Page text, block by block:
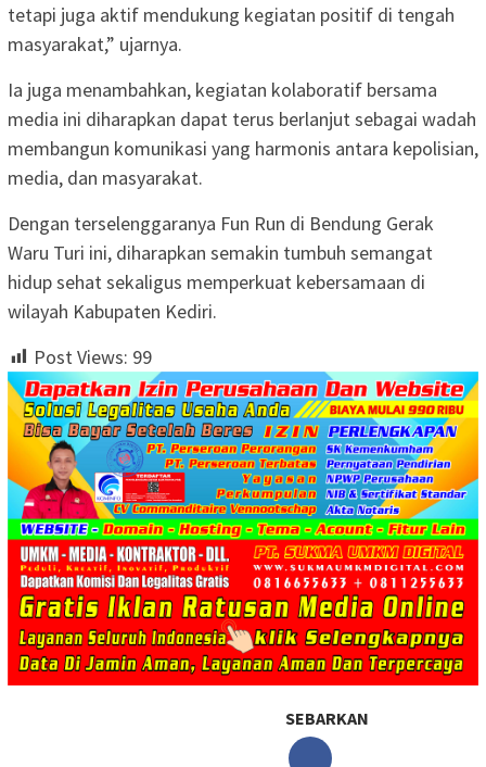
tetapi juga aktif mendukung kegiatan positif di tengah
masyarakat,” ujarnya.
Ia juga menambahkan, kegiatan kolaboratif bersama
media ini diharapkan dapat terus berlanjut sebagai wadah
membangun komunikasi yang harmonis antara kepolisian,
media, dan masyarakat.
Dengan terselenggaranya Fun Run di Bendung Gerak
Waru Turi ini, diharapkan semakin tumbuh semangat
hidup sehat sekaligus memperkuat kebersamaan di
wilayah Kabupaten Kediri.
Post Views: 99
SEBARKAN